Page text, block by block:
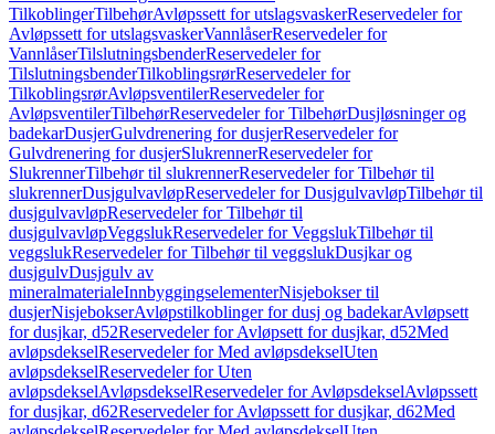
TilkoblingerTilbehørAvløpssett for utslagsvaskerReservedeler for
Avløpssett for utslagsvaskerVannlåserReservedeler for
VannlåserTilslutningsbenderReservedeler for
TilslutningsbenderTilkoblingsrørReservedeler for
TilkoblingsrørAvløpsventilerReservedeler for
AvløpsventilerTilbehørReservedeler for TilbehørDusjløsninger og
badekarDusjerGulvdrenering for dusjerReservedeler for
Gulvdrenering for dusjerSlukrennerReservedeler for
SlukrennerTilbehør til slukrennerReservedeler for Tilbehør til
slukrennerDusjgulvavløpReservedeler for DusjgulvavløpTilbehør til
dusjgulvavløpReservedeler for Tilbehør til
dusjgulvavløpVeggslukReservedeler for VeggslukTilbehør til
veggslukReservedeler for Tilbehør til veggslukDusjkar og
dusjgulvDusjgulv av
mineralmaterialeInnbyggingselementerNisjebokser til
dusjerNisjebokserAvløpstilkoblinger for dusj og badekarAvløpsett
for dusjkar, d52Reservedeler for Avløpsett for dusjkar, d52Med
avløpsdekselReservedeler for Med avløpsdekselUten
avløpsdekselReservedeler for Uten
avløpsdekselAvløpsdekselReservedeler for AvløpsdekselAvløpssett
for dusjkar, d62Reservedeler for Avløpssett for dusjkar, d62Med